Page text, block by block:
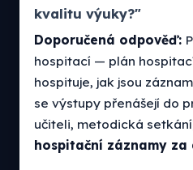
kvalitu výuky?"
Doporučená odpověď:
hospitací — plán
hospituje, jak jsou
se výstupy přenášejí do
učiteli, metodická
hospitační záznamy